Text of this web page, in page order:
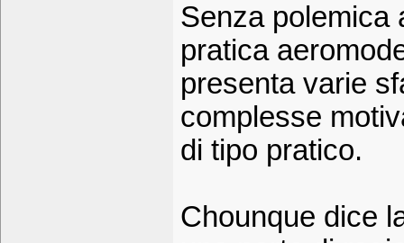
Senza polemica
pratica
presenta varie
complesse
di tipo pratico.
Chounque dice